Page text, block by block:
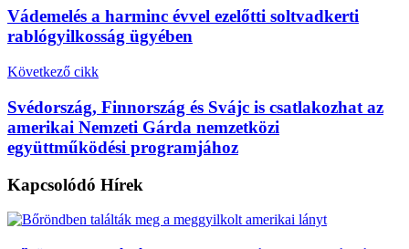
Vádemelés a harminc évvel ezelőtti soltvadkerti
rablógyilkosság ügyében
Következő cikk
Svédország, Finnország és Svájc is csatlakozhat az
amerikai Nemzeti Gárda nemzetközi
együttműködési programjához
Kapcsolódó Hírek